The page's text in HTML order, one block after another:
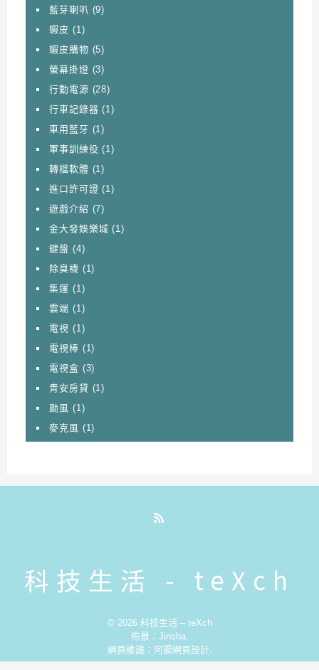
藍芽喇叭 (9)
蝦皮 (1)
蝦皮購物 (5)
螢幕掛燈 (3)
行動電源 (28)
行車記錄器 (1)
車用藍牙 (1)
軍事訓練役 (1)
轉檔軟體 (1)
進口許可證 (1)
遊戲介紹 (7)
金大發娛樂城 (1)
鍵盤 (4)
除臭襪 (1)
集運 (1)
雲端 (1)
電視 (1)
電視棒 (1)
電視盒 (3)
青安房貸 (1)
颱風 (1)
麥克風 (1)
科技生活 - teXch
© 2026 科技生活 – teXch
佈景： Jinsha.
網頁維護： 阿腸網頁設計.